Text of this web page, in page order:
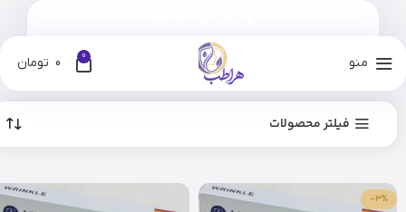
منو 0
0 تومان
فیلتر محصولات
-3%